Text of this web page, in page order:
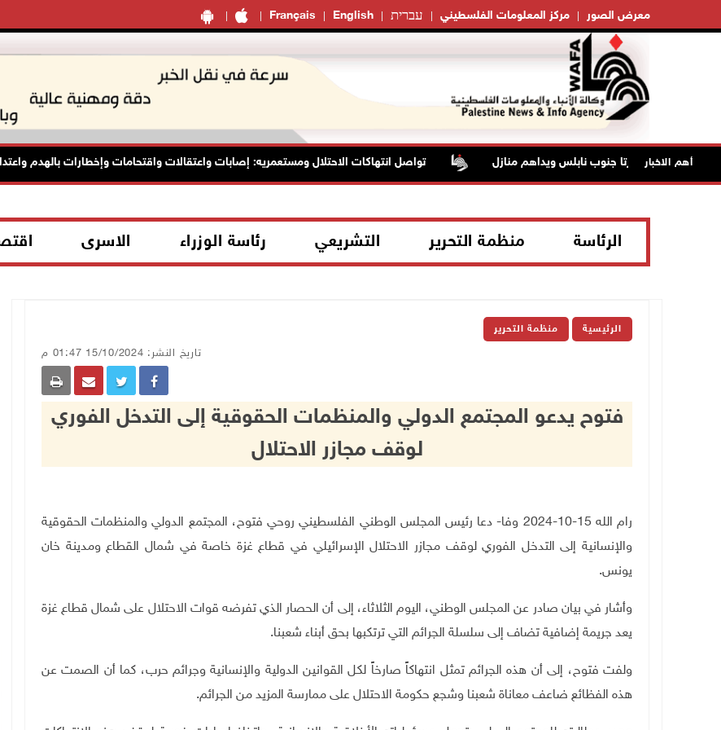
Français English עברית مركز المعلومات الفلسطيني معرض الصور
أهم الاخبار
يقتحم عورتا جنوب نابلس ويداهم منازل تواصل انتهاكات الاحتلال ومستعمريه: إصابات واعتقالات واقتحامات وإخطارات بالهدم
الرئاسة منظمة التحرير التشريعي رئاسة الوزراء الاسرى
الرئيسية منظمة التحرير
تاريخ النشر: 15/10/2024 01:47 م
فتوح يدعو المجتمع الدولي والمنظمات الحقوقية إلى التدخل الفوري
لوقف مجازر الاحتلال
رام الله 15-10-2024 وفا- دعا رئيس المجلس الوطني الفلسطيني روحي فتوح، المجتمع الدولي والمنظمات الحقوقية
والإنسانية إلى التدخل الفوري لوقف مجازر الاحتلال الإسرائيلي في قطاع غزة خاصة في شمال القطاع ومدينة خان
يونس.
وأشار في بيان صادر عن المجلس الوطني، اليوم الثلاثاء، إلى أن الحصار الذي تفرضه قوات الاحتلال على شمال قطاع غزة
يعد جريمة إضافية تضاف إلى سلسلة الجرائم التي ترتكبها بحق أبناء شعبنا.
ولفت فتوح، إلى أن هذه الجرائم تمثل انتهاكاً صارخاً لكل القوانين الدولية والإنسانية وجرائم حرب، كما أن الصمت عن
هذه الفظائع ضاعف معاناة شعبنا وشجع حكومة الاحتلال على ممارسة المزيد من الجرائم.